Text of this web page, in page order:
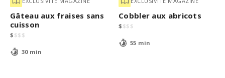
Gâteau aux fraises sans
cuisson
$ $$ $
30 min
Cobbler aux abricots
$ $$ $
55 min